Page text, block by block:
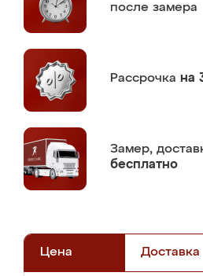
после замера
Рассрочка на
Замер,
бесплатно
Цена Доставка